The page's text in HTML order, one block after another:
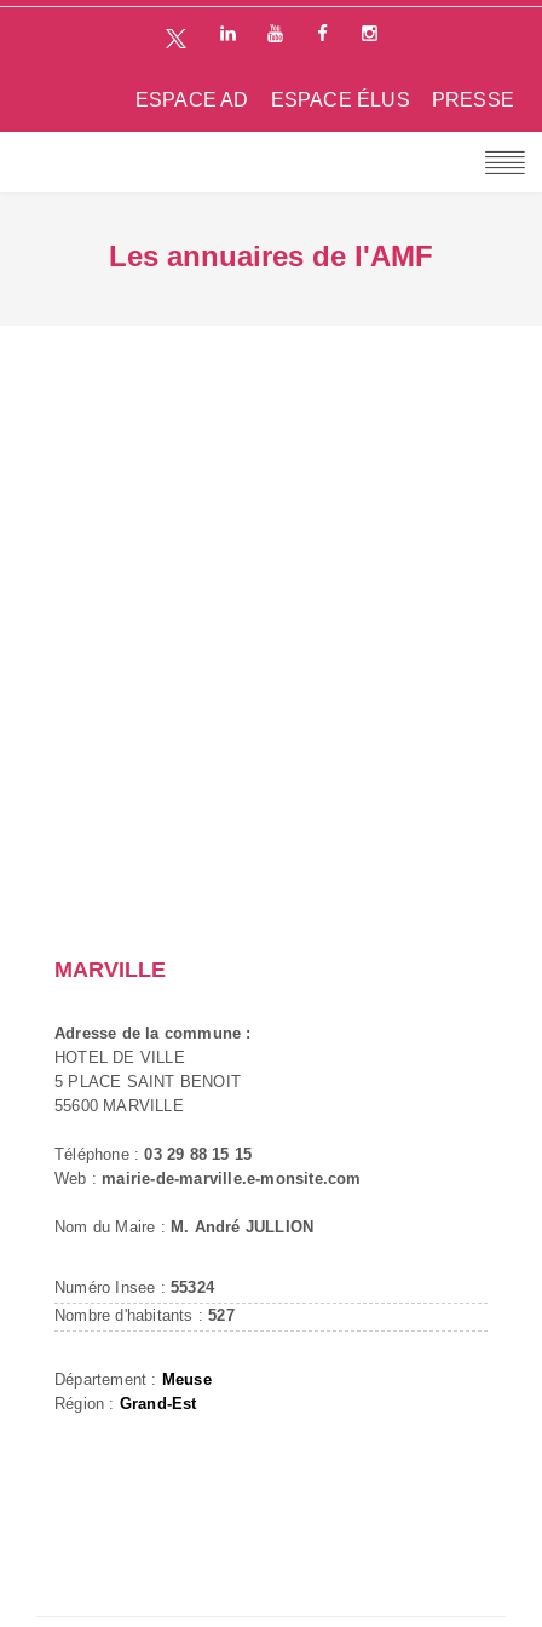
PRESSE
ESPACE ÉLUS
ESPACE AD
Les annuaires de l'AMF
MARVILLE
Adresse de la commune :
HOTEL DE VILLE
5 PLACE SAINT BENOIT
55600 MARVILLE
Téléphone :03 29 88 15 15
Web : mairie-de-marville.e-monsite.com
Nom du Maire : M. André JULLION
Numéro Insee : 55324
Nombre d'habitants :527
Département : Meuse
Région : Grand-Est